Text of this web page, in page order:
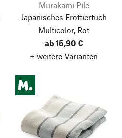
Murakami Pile
Japanisches Frottiertuch
Multicolor, Rot
ab 15,90 €
+ weitere Varianten